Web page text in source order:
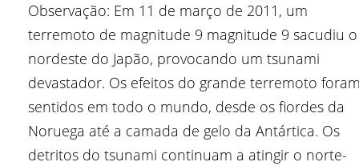
Observação: Em 11 de março de 2011, um
terremoto de magnitude 9 magnitude 9 sacudiu o
nordeste do Japão, provocando um tsunami
devastador. Os efeitos do grande terremoto
sentidos em todo o mundo, desde os fiordes da
Noruega até a camada de gelo da Antártica. Os
detritos do tsunami continuam a atingir o norte-